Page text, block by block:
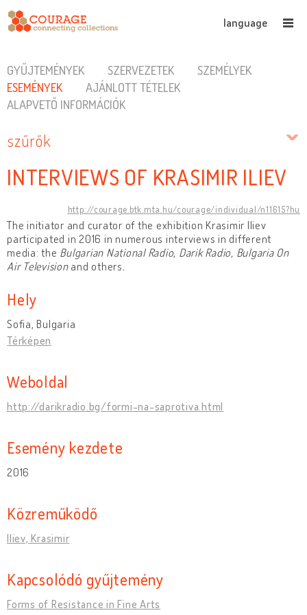
language
GYŰJTEMÉNYEK SZERVEZETEK
SZEMÉLYEK
ESEMÉNYEK
AJÁNLOTT TÉTELEK
ALAPVETŐ INFORMÁCIÓK
szűrők
INTERVIEWS OF KRASIMIR ILIEV
http://courage.btk.mta.hu/courage/individual/n11615?hu
The initiator and curator of the exhibition Krasimir Iliev
participated in 2016 in numerous interviews in different
media: the Bulgarian National Radio, Darik Radio, Bulgaria On
Air Televisionand others.
Hely
Sofia, Bulgaria
Térképen
Weboldal
http://darikradio.bg/formi-na-saprotiva.html
Esemény kezdete
2016
Közreműködő
Iliev, Krasimir
Kapcsolódó gyűjtemény
Forms of Resistance in Fine Arts